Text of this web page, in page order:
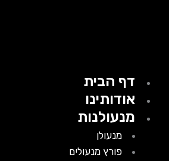
דף הבית
אודותינו
מנעולנות
מנעולן
פורץ מנעולים